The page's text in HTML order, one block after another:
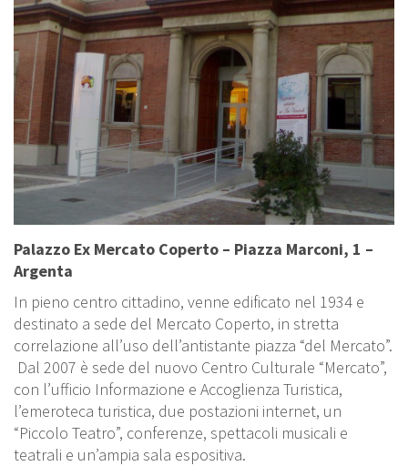
Palazzo Ex Mercato Coperto – Piazza Marconi, 1 –
Argenta
In pieno centro cittadino, venne edificato nel 1934 e
destinato a sede del Mercato Coperto, in stretta
correlazione all’uso dell’antistante piazza “del Mercato”.
Dal 2007 è sede del nuovo Centro Culturale “Mercato”,
con l’ufficio Informazione e Accoglienza Turistica,
l’emeroteca turistica, due postazioni internet, un
“Piccolo Teatro”, conferenze, spettacoli musicali e
teatrali e un’ampia sala espositiva.